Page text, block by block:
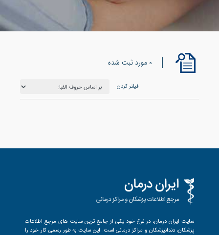
0 مورد ثبت شده
فیلتر کردن
سایت ایران درمان، در نوع خود یکی از جامع ترین سایت های مرجع اطلاعات
پزشکان، دندانپزشکان و مراکز درمانی است. این سایت به طور رسمی کار خود را